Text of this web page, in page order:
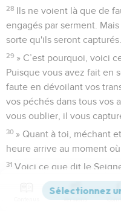
28 Ils ne voient là que de
engagés par serment.
sorte qu'ils seront capturés.
29 » C’est pourquoi, voici
Puisque vous avez fait en
faute en dévoilant vos
vos péchés dans tous vos
vous oublier, il vous
30 » Quant à toi, méchant
heure arrive au moment
31 Voici ce que dit le
le diadème sera enlevé.
élevé, et ce qui est haut
Versions